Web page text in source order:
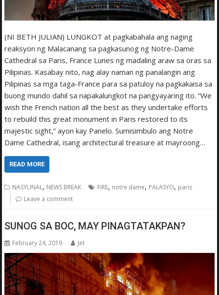
(NI BETH JULIAN) LUNGKOT at pagkabahala ang naging
reaksyon ng Malacanang sa pagkasunog ng Notre-Dame
Cathedral sa Paris, France Lunes ng madaling araw sa oras sa
Pilipinas. Kasabay nito, nag alay naman ng panalangin ang
Pilipinas sa mga taga-France para sa patuloy na pagkakaisa sa
buong mundo dahil sa napakalungkot na pangyayaring ito. “We
wish the French nation all the best as they undertake efforts
to rebuild this great monument in Paris restored to its
majestic sight,” ayon kay Panelo. Sumisimbulo ang Notre
Dame Cathedral, isang architectural treasure at mayroong…
READ MORE
NASYUNAL, NEWS BREAK FIRE, notre dame, PALASYO, paris
Leave a comment
SUNOG SA BOC, MAY PINAGTATAKPAN?
February 24, 2019 Jet